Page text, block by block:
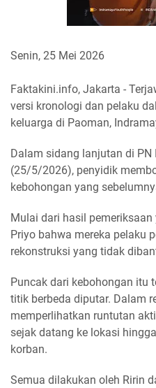
Senin, 25 Mei 2026
Faktakini.info, Jakarta -
versi kronologi dan pelaku
keluarga di Paoman,
Dalam sidang lanjutan di PN
(25/5/2026), penyidik
kebohongan yang
Mulai dari hasil
Priyo bahwa mereka pelaku
rekonstruksi yang tidak
Puncak dari kebohongan itu
titik berbeda diputar. Dalam
memperlihatkan runtutan
sejak datang ke lokasi
korban.
Semua dilakukan oleh Ririn